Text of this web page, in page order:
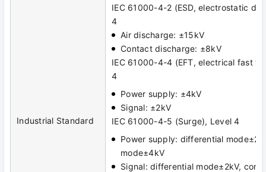
Industrial Standard
IEC 61000-4-2 (ESD, electrostatic
4
Air discharge: ±15kV
Contact discharge: ±8kV
IEC 61000-4-4 (EFT, electrical fast
4
Power supply: ±4kV
Signal: ±2kV
IEC 61000-4-5 (Surge), Level 4
Power supply: differential
mode±4kV
Signal: differential mode±2kV,